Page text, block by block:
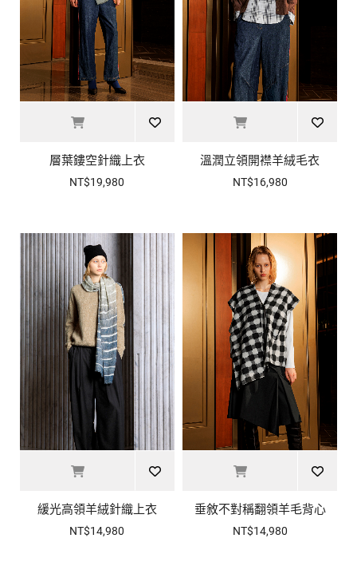
層葉鏤空針織上衣
NT$19,980
溫潤立領開襟羊絨毛衣
NT$16,980
緩光高領羊絨針織上衣
NT$14,980
垂敘不對稱翻領羊毛背心
NT$14,980